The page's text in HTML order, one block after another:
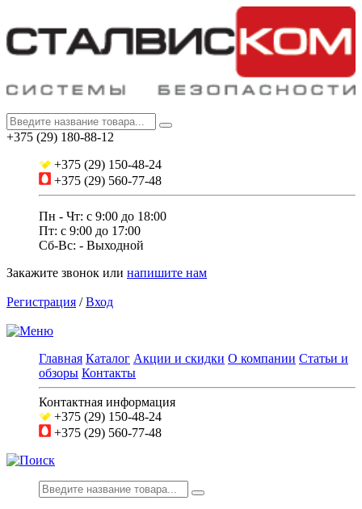
+375 (29) 180-88-12
+375 (29) 150-48-24
+375 (29) 560-77-48
Пн - Чт: с 9:00 до 18:00
Пт: c 9:00 до 17:00
Сб-Вс: - Выходной
Закажите звонок или напишите нам
Регистрация /Вход
Главная Каталог Акции и скидки О компании Статьи и
обзоры Контакты
Контактная информация
+375 (29) 150-48-24
+375 (29) 560-77-48